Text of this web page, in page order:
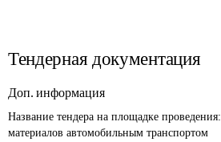
Тендерная документация
Доп. информация
Название тендера на площадке проведения:
материалов автомобильным транспортом